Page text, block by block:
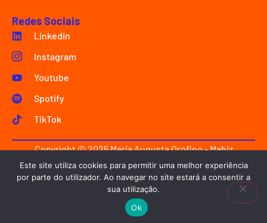
Redes Sociais
Linkedin
Instagram
Youtube
Spotify
TikTok
Copyright © 2025 Maria Augusta Orofino - Mabiz
Innovation.
Criado com ♥ poremølab design.
Este site utiliza cookies para permitir uma melhor experiência
por parte do utilizador. Ao navegar no site estará a consentir a
sua utilização.
Ok